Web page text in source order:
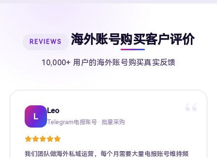
REVIEWS 海外账号购买客户评价
10,000+ 用户的海外账号购买真实反馈
L
Leo
Telegram电报账号 · 批量采购
我们团队做海外私域运营，每个月需要大量电报账号维持频
Sarah
Twitter推特高粉号 · Web3项目推广
Kevin
TikTok账号 · 跨境电商矩阵运营
Mike
Facebook广告账号 · 跨境广告投放
Amy
Instagram账号 · 品牌海外推广
Daniel
Gmail账号 · Apple ID · AI工具账号
Jason
YouTube账号 · 内容变现
Wing
Telegram Premium代充 · 个人用户
Richard
海外账号批发 · MCN机构